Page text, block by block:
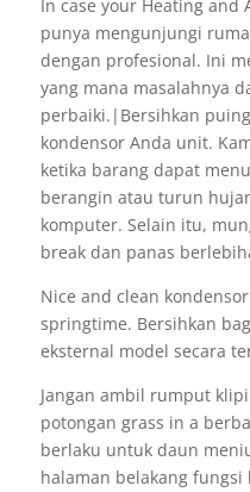
In case your Heating and
punya mengunjungi
dengan profesional. Ini
yang mana masalahnya
perbaiki.|Bersihkan
kondensor Anda unit.
ketika barang dapat
berangin atau turun
komputer. Selain itu,
break dan panas
Nice and clean
springtime. Bersihkan
eksternal model secara
Jangan ambil rumput
potongan grass in a
berlaku untuk daun
halaman belakang fungsi